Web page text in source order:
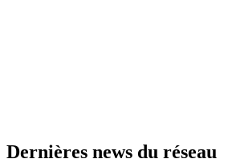
Dernières news du réseau